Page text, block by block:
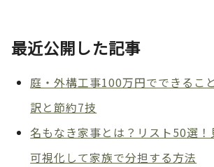
最近公開した記事
庭・外構工事100万円でできるこ
訳と節約7技
名もなき家事とは？リスト50選！
可視化して家族で分担する方法